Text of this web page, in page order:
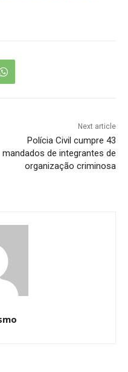
Next article
Polícia Civil cumpre 43
mandados de integrantes de
organização criminosa